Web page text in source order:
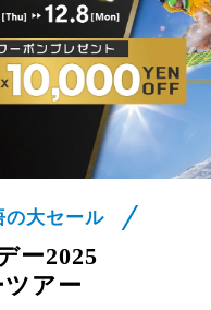
の大セール
ー2025
アー